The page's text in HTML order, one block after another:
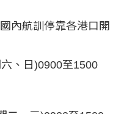
內航訓停靠各港口開
、日)0900至1500